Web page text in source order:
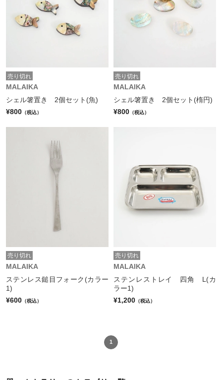
売り切れ
MALAIKA
シェル箸置き 2個セット(魚)
¥800 （税込）
売り切れ
MALAIKA
シェル箸置き 2個セット(楕円)
¥800 （税込）
売り切れ
MALAIKA
ステンレス鎚目フォーク(カラー
1)
¥600 （税込）
売り切れ
MALAIKA
ステンレストレイ 四角 L(カ
ラー1)
¥1,200 （税込）
1